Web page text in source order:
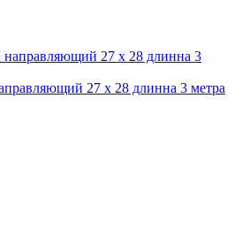
27 x 28 длинна 3 метра